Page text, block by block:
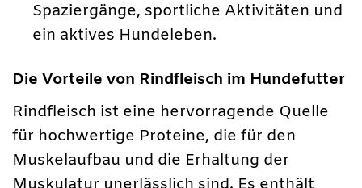
Spaziergänge, sportliche Aktivitäten und
ein aktives Hundeleben.
Die Vorteile von Rindfleisch im Hundefutter
Rindfleisch ist eine hervorragende Quelle
für hochwertige Proteine, die für den
Muskelaufbau und die Erhaltung der